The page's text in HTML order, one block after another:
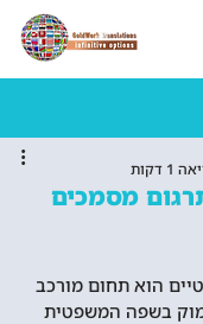
מסמכים
דקות
הוא תחום מורכב
בשפה המשפטית